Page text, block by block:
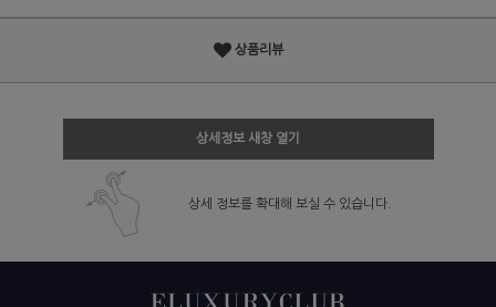
상품리뷰
상세정보 새창 열기
상세 정보를 확대해 보실 수 있습니다.